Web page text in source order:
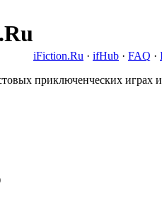
iFiction.Ru · ifHub · FAQ ·
приключенческих играх